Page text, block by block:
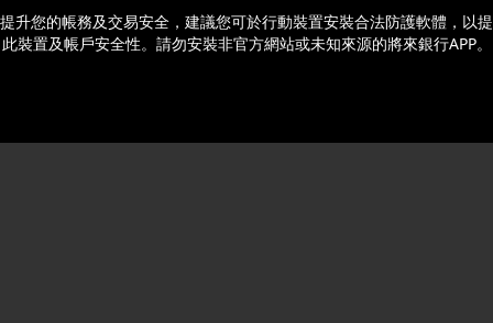
升您的帳務及交易安全，建議您可於行動裝置安裝合法防護軟體，以
此裝置及帳戶安全性。請勿安裝非官方網站或未知來源的將來銀行APP。